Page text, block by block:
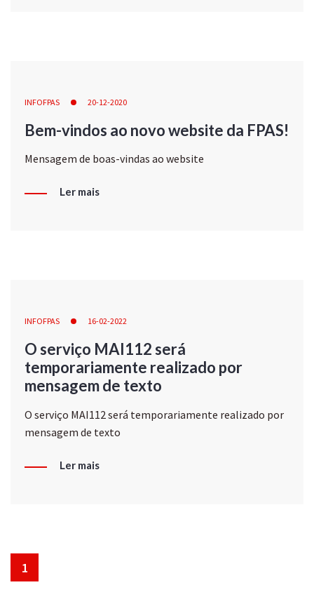
INFOFPAS 20-12-2020
Bem-vindos ao novo website da FPAS!
Mensagem de boas-vindas ao website
Ler mais
INFOFPAS 16-02-2022
O serviço MAI112 será
temporariamente realizado por
mensagem de texto
O serviço MAI112 será temporariamente realizado por
mensagem de texto
Ler mais
1